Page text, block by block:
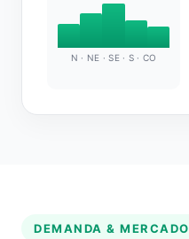
N · NE · SE · S · CO
DEMANDA & MERCADO